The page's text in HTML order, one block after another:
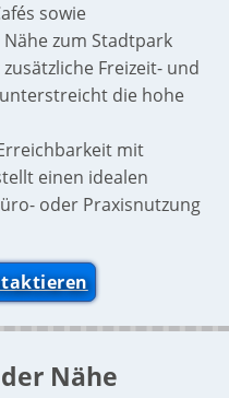
sowie
zum Stadtpark
Freizeit- und
die hohe
mit
einen idealen
oder Praxisnutzung
Nähe